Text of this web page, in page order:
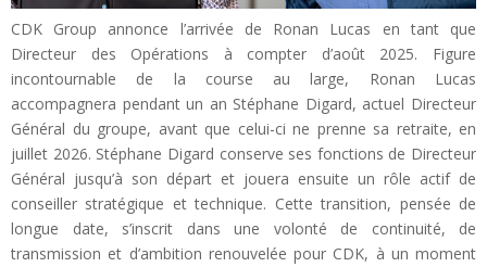
CDK Group annonce l’arrivée de Ronan Lucas en tant que
Directeur des Opérations à compter d’août 2025. Figure
incontournable de la course au large, Ronan Lucas
accompagnera pendant un an Stéphane Digard, actuel Directeur
Général du groupe, avant que celui-ci ne prenne sa retraite, en
juillet 2026. Stéphane Digard conserve ses fonctions de Directeur
Général jusqu’à son départ et jouera ensuite un rôle actif de
conseiller stratégique et technique. Cette transition, pensée de
longue date, s’inscrit dans une volonté de continuité, de
transmission et d’ambition renouvelée pour CDK, à un moment